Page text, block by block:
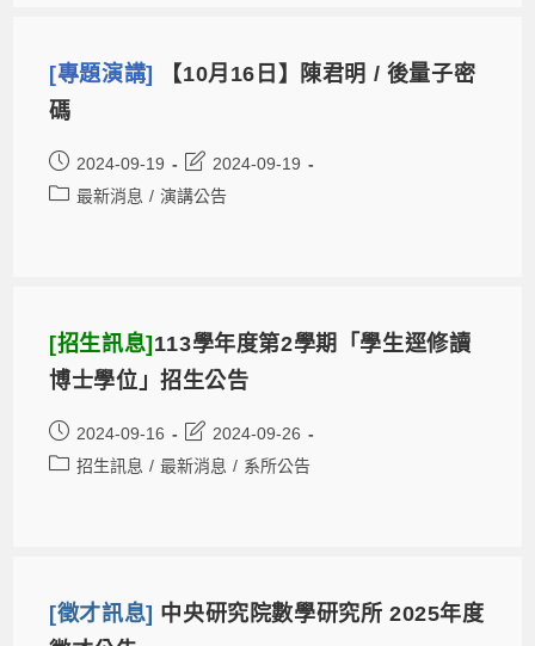
[專題演講]
【10月16日】陳君明 / 後量子密
碼
2024-09-19
2024-09-19
最新消息 / 演講公告
[招生訊息]113學年度第2學期「學生逕修讀
博士學位」招生公告
2024-09-16
2024-09-26
招生訊息 / 最新消息 / 系所公告
[徵才訊息] 中央研究院數學研究所 2025年度